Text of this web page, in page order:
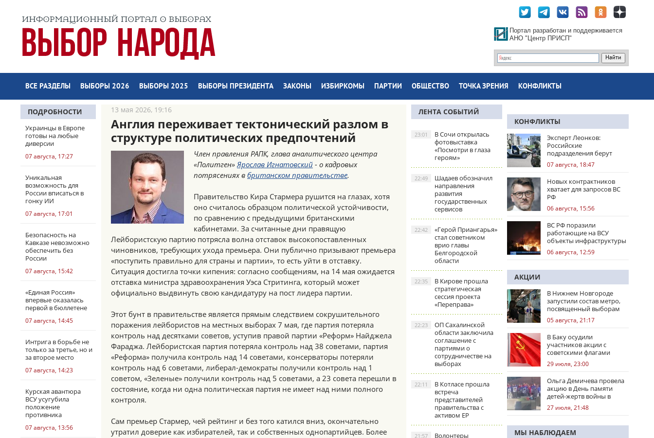
Портал разработан и поддерживается
АНО "Центр ПРИСП"
ВСЕ РАЗДЕЛЫ ВЫБОРЫ 2026 ВЫБОРЫ 2025 ВЫБОРЫ ПРЕЗИДЕНТА ЗАКОНЫ ИЗБИРКОМЫ ПАРТИИ ОБЩЕСТВО ТОЧКА ЗРЕНИЯ КОНФЛИКТЫ
ПОДРОБНОСТИ
Украинцы в Европе
готовы на любые
диверсии
07 августа, 17:27
Уникальная
возможность для
России вписаться в
гонку ИИ
07 августа, 17:01
Безопасность на
Кавказе невозможно
обеспечить без
России
07 августа, 15:42
«Единая Россия»
впервые оказалась
первой в бюллетене
07 августа, 14:45
Интрига в борьбе не
только за третье, но и
за второе место
07 августа, 14:23
Курская авантюра
ВСУ усугубила
положение
противника
07 августа, 13:56
13 мая 2026, 19:16
Англия переживает тектонический разлом в
структуре политических предпочтений
Член правления РАПК, глава аналитического центра
«Политген»Ярослав Игнатовский - о кадровых
потрясениях в британском правительстве.
Правительство Кира Стармера рушится на глазах, хотя
оно считалось образцом политической устойчивости,
по сравнению с предыдущими британскими
кабинетами. За считанные дни правящую
Лейбористскую партию потрясла волна отставок высокопоставленных
чиновников, требующих ухода премьера. Они публично призывают премьера
«поступить правильно для страны и партии», то есть уйти в отставку.
Ситуация достигла точки кипения: согласно сообщениям, на 14 мая ожидается
отставка министра здравоохранения Уэса Стритинга, который может
официально выдвинуть свою кандидатуру на пост лидера партии.
Этот бунт в правительстве является прямым следствием сокрушительного
поражения лейбористов на местных выборах 7 мая, где партия потеряла
контроль над десятками советов, уступив правой партии «Реформ» Найджела
Фараджа. Лейбористская партия потеряла контроль над 38 советами, партия
«Реформа» получила контроль над 14 советами, консерваторы потеряли
контроль над 6 советами, либерал-демократы получили контроль над 1
советом, «Зеленые» получили контроль над 5 советами, а 23 совета перешли в
состояние, когда ни одна политическая партия не имеет над ними полного
контроля.
Сам премьер Стармер, чей рейтинг и без того катился вниз, окончательно
утратил доверие как избирателей, так и собственных однопартийцев. Более
ЛЕНТА СОБЫТИЙ
В Сочи открылась
фотовыставка
«Посмотри в глаза
героям»
23:01
Шадаев обозначил
направления
развития
государственных
сервисов
22:49
«Герой Приангарья»
стал советником
врио главы
Белгородской
области
22:42
В Кирове прошла
стратегическая
сессия проекта
«Переправа»
22:35
ОП Сахалинской
области заключила
соглашение с
партиями о
сотрудничестве на
выборах
22:23
В Котласе прошла
встреча
представителей
правительства с
активом ЕР
22:11
Волонтеры
21:57
КОНФЛИКТЫ
Эксперт Леонков:
Российские
подразделения берут
Доброполье в клещи
07 августа, 18:47
Новых контрактников
хватает для запросов ВС
РФ
06 августа, 15:56
ВС РФ поразили
работающие на ВСУ
объекты инфраструктуры
и центры логистики
06 августа, 12:59
АКЦИИ
В Нижнем Новгороде
запустили состав метро,
посвященный выборам
05 августа, 21:17
В Баку осудили
участников акции с
советскими флагами
29 июля, 23:00
Ольга Демичева провела
акцию в День памяти
детей-жертв войны в
Донбассе
27 июля, 21:48
МЫ НАБЛЮДАЕМ